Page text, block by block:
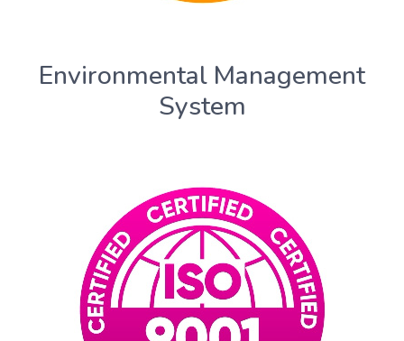
Environmental Management
System